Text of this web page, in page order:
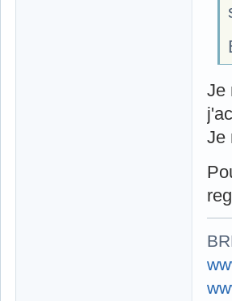
Je
Je